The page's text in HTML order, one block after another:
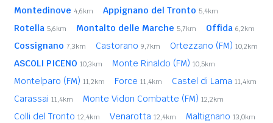
Montedinove 4,6km Appignano del Tronto 5,4km
Rotella 5,6km Montalto delle Marche 5,7km Offida 6,2km
Cossignano 7,3km Castorano 9,7km Ortezzano (FM) 10,2km
ASCOLI PICENO 10,3km Monte Rinaldo (FM) 10,5km
Montelparo (FM) 11,2km Force 11,4km Castel di Lama 11,4km
Carassai 11,4km Monte Vidon Combatte (FM) 12,2km
Colli del Tronto 12,4km Venarotta 12,4km Maltignano 13,0km